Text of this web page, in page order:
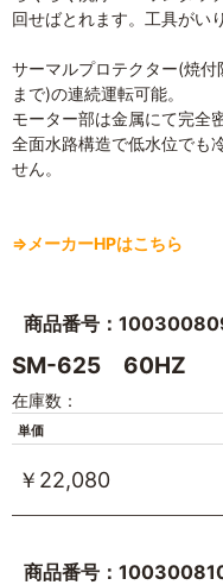
回せばとれます。工具がい
サーマルプロテクター(焼
まで)の連続運転可能。
モーター部は金属にて完全
全面水路構造で低水位でも
せん。
⇒メーカーHPはこちら
商品番号：
SM-625 60HZ
在庫数：
単価
￥22,080
商品番号：